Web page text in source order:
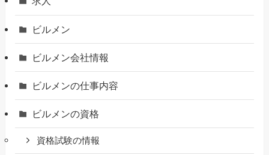
ビルメン
ビルメン会社情報
ビルメンの仕事内容
ビルメンの資格
資格試験の情報